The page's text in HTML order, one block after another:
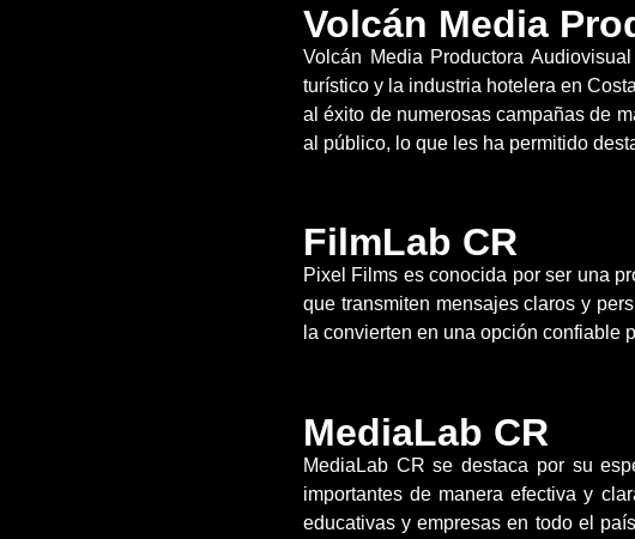
Volcán Media
Volcán Media Productora
turístico y la industria hotelera en
al éxito de numerosas campañas de
al público, lo que les ha permitido
FilmLab CR
Pixel Films es conocida por ser una
que transmiten mensajes claros y
la convierten en una opción confiable
MediaLab CR
MediaLab CR se destaca por su
importantes de manera efectiva y
educativas y empresas en todo el